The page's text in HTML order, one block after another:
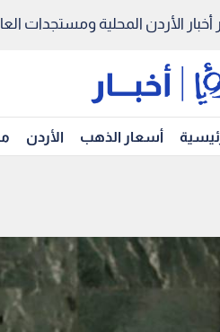
أخبار الأردن المحلية ومستجدات
أسعار الذهب الأردن